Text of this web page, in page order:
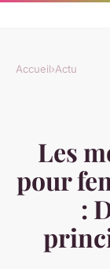
Accueil›Actu
Les
pour
: